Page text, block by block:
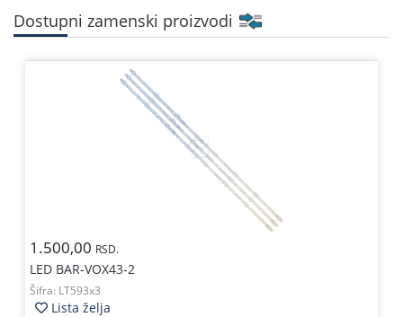
Dostupni zamenski proizvodi
1.500,00 RSD.
LED BAR-VOX43-2
Šifra: LT593x3
Lista želja